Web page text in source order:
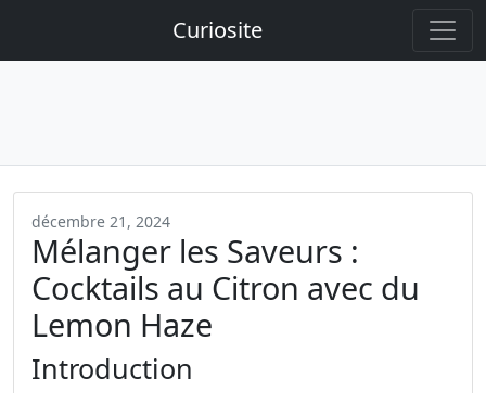
Curiosite
décembre 21, 2024
Mélanger les Saveurs :
Cocktails au Citron avec du
Lemon Haze
Introduction